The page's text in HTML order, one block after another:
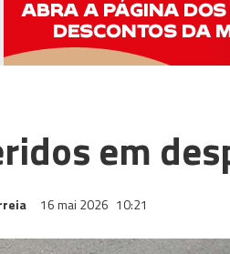
em
16 mai 2026 10:21